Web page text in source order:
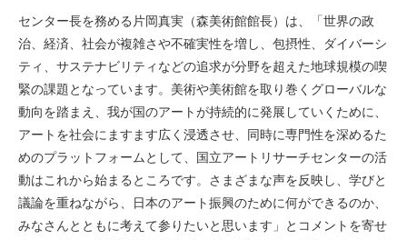
センター長を務める片岡真実（森美術館館長）は、「世界の政
治、経済、社会が複雑さや不確実性を増し、包摂性、ダイバーシ
ティ、サステナビリティなどの追求が分野を超えた地球規模の喫
緊の課題となっています。美術や美術館を取り巻くグローバルな
動向を踏まえ、我が国のアートが持続的に発展していくために、
アートを社会にますます広く浸透させ、同時に専門性を深めるた
めのプラットフォームとして、国立アートリサーチセンターの活
動はこれから始まるところです。さまざまな声を反映し、学びと
議論を重ねながら、日本のアート振興のために何ができるのか、
みなさんとともに考えて参りたいと思います」とコメントを寄せ